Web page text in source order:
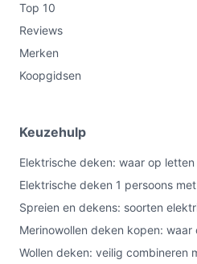
Top 10
Reviews
Merken
Koopgidsen
Keuzehulp
Elektrische deken: waar op
Elektrische deken 1 persoons
Spreien en dekens: soorten
Merinowollen deken kopen: waar
Wollen deken: veilig combineren